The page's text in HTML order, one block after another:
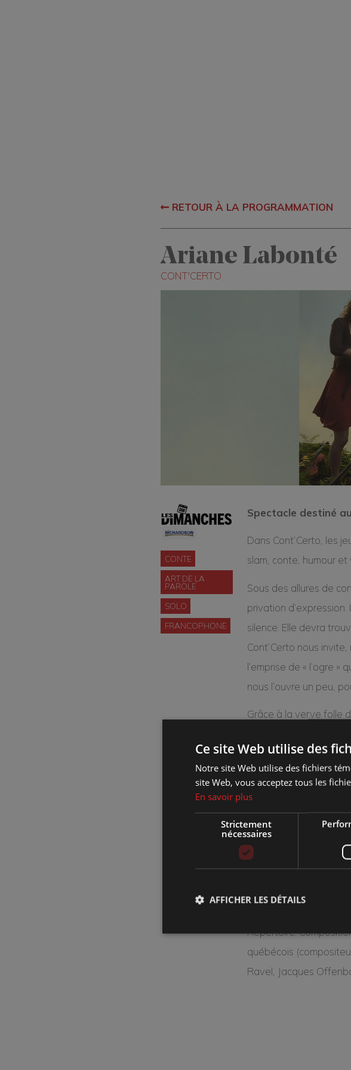
RETOUR À LA PROGRAMMATION
Ariane Labonté
CONT'CERTO
CONTE
ART DE LA
PAROLE
SOLO
FRANCOPHONE
Spectacle destiné
Dans Cont’Certo, les
slam, conte, humour
Sous des allures de
privation
silence. Elle devra
Cont’Certo nous
l’emprise de « l’ogre
nous l’ouvre un peu,
Grâce à la verve folle
transforment en lutins
Musique traditionnelle,
performance de haute
gamme d’émotions!
Un délire qui délivre !
Répertoire:
québécois
Ravel, Jacques
Ce site Web utilise des
Notre site Web utilise des fichiers
site Web, vous acceptez tous les
En savoir plus
Strictement
nécessaires
AFFICHER LES DÉTAILS